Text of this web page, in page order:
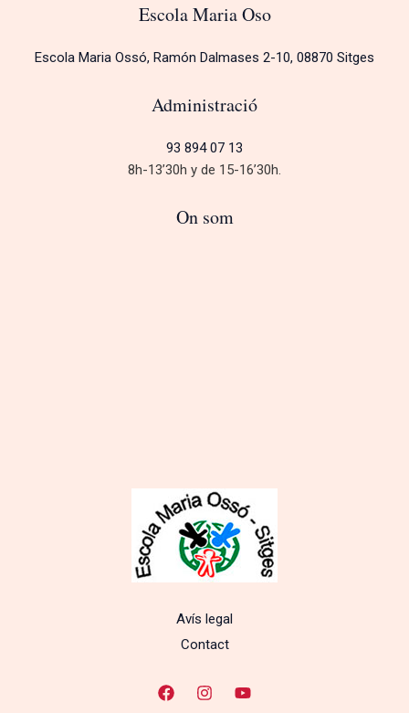
Escola Maria Oso
Escola Maria Ossó, Ramón Dalmases 2-10, 08870 Sitges
Administració
93 894 07 13
8h-13’30h y de 15-16’30h.
On som
Avís legal
Contact